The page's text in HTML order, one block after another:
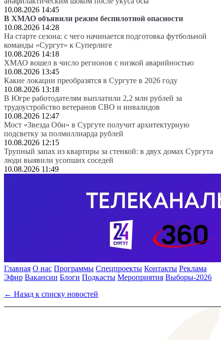
10.08.2026 14:45
В ХМАО объявили режим беспилотной опасности
10.08.2026 14:28
На старте сезона: с чего начинается подготовка футбольной
команды «Сургут» к Суперлиге
10.08.2026 14:18
ХМАО вошел в число регионов с низкой аварийностью
10.08.2026 13:45
Какие локации преобразятся в Сургуте в 2026 году
10.08.2026 13:18
В Югре работодателям выплатили 2,2 млн рублей за
трудоустройство ветеранов СВО и инвалидов
10.08.2026 12:47
Мост «Звезда Оби» в Сургуте получит архитектурную
подсветку за полмиллиарда рублей
10.08.2026 12:15
Трупный запах из квартиры за стенкой: в двух домах Сургута
люди выявили усопших соседей
10.08.2026 11:49
Главная О нас Программы Спецпроекты Контакты Реклама
Эфир Вакансии Блоги Подкасты Мероприятия Выборы-2026
← Назад к списку новостей